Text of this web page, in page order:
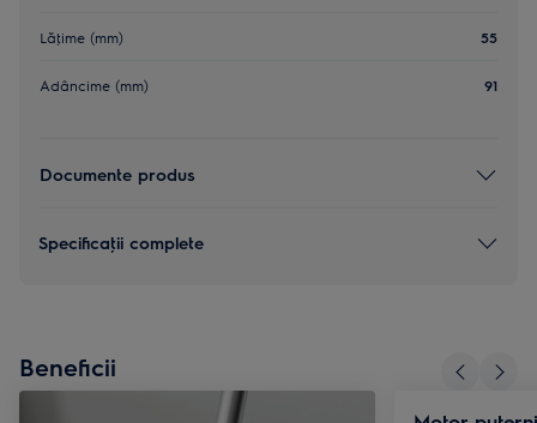
Lăţime (mm) 55
Adâncime (mm) 91
Documente produs
Specificaţii complete
Beneficii